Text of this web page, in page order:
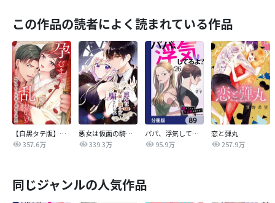
この作品の読者によく読まれている作品
【白黒タテ版】孕むまで乱れいけ～身代わり花嫁と軍服の猛愛
357.6万
悪女は仮面の騎士に騙されない
339.3万
パパ、浮気してるよ？娘と二人でクズ夫を捨てます【分冊版】
95.9万
恋と弾丸
257.9万
同じジャンルの人気作品